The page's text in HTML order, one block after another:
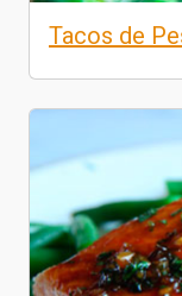
Tacos de